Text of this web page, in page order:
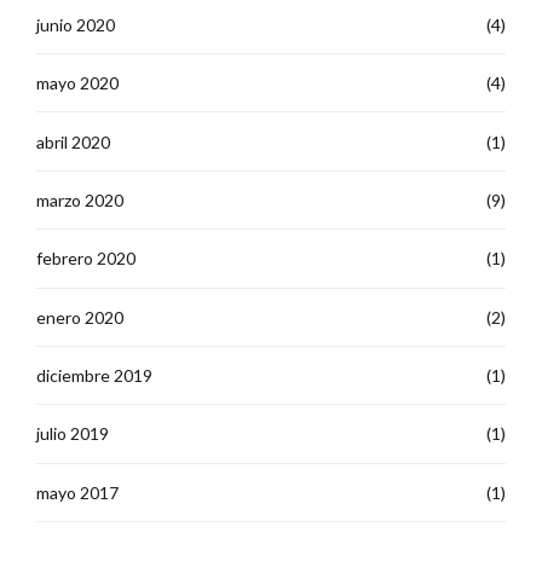
junio 2020 (4)
mayo 2020 (4)
abril 2020 (1)
marzo 2020 (9)
febrero 2020 (1)
enero 2020 (2)
diciembre 2019 (1)
julio 2019 (1)
mayo 2017 (1)